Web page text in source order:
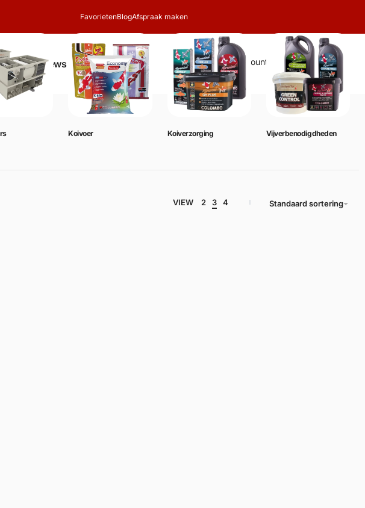
FavorietenBlogAfspraak maken
Reviews Zoeken Account Winkelwagen 0
Koivoer Koiverzorging Vijverbenodigdheden
VIEW 2 3 4 Standaard sortering